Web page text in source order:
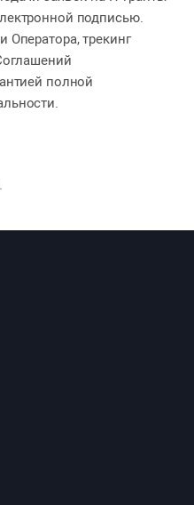
подписью.
Оператора, трекинг
полной